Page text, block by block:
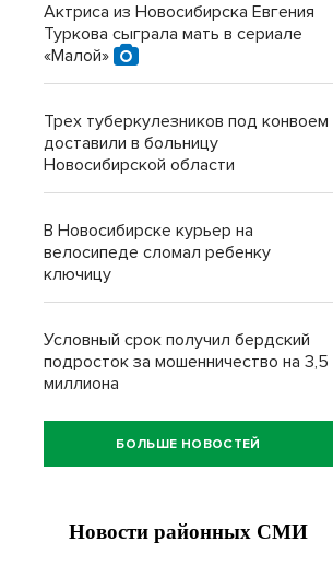
Актриса из Новосибирска Евгения
Туркова сыграла мать в сериале
«Малой»
Трех туберкулезников под конвоем
доставили в больницу
Новосибирской области
В Новосибирске курьер на
велосипеде сломал ребенку
ключицу
Условный срок получил бердский
подросток за мошенничество на 3,5
миллиона
БОЛЬШЕ НОВОСТЕЙ